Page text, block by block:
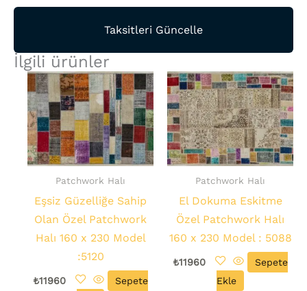
Taksitleri Güncelle
İlgili ürünler
Patchwork Halı
Eşsiz Güzelliğe Sahip
Olan Özel Patchwork
Halı 160 x 230 Model
:5120
₺11960
Sepete
Patchwork Halı
El Dokuma Eskitme
Özel Patchwork Halı
160 x 230 Model : 5088
₺11960
Sepete
Ekle